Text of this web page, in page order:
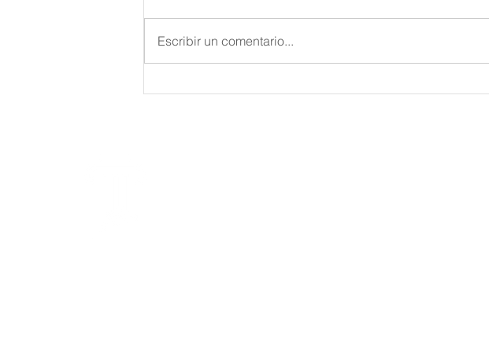
Beneficios Contributivos
El FADEP
Escribir un comentario...